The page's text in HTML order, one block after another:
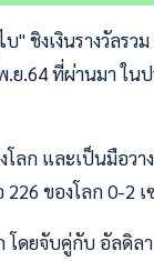
ชิงเงินรางวัลรว
ย.64 ที่ผ่านมา ใน
ลก และเป็นมือว
ของโลก 0-2
โดยจับคู่กับ อัลดิล